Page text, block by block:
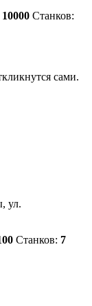
10000 Станков:
сами.
ул.
Станков: 7